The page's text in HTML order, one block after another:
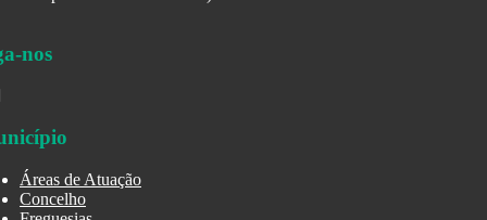
nos
Áreas de Atuação
Concelho